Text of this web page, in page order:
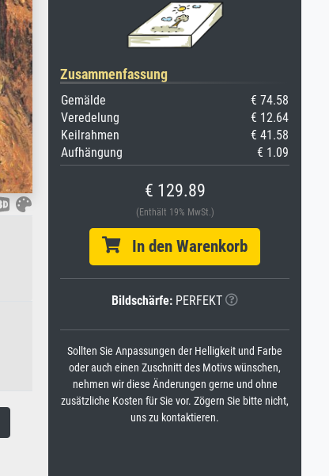
Zusammenfassung
Gemälde
€ 74.58
Veredelung
€ 12.64
Keilrahmen
€ 41.58
Aufhängung
€ 1.09
€ 129.89
(Enthält 19% MwSt.)
In den Warenkorb
Bildschärfe: PERFEKT
Sollten Sie Anpassungen der Helligkeit und Farbe
oder auch einen Zuschnitt des Motivs wünschen,
nehmen wir diese Änderungen gerne und ohne
zusätzliche Kosten für Sie vor. Zögern Sie bitte nicht,
uns zu kontaktieren.